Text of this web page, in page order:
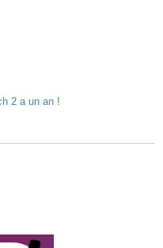
2 a un an !